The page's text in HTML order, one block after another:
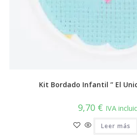
Kit Bordado Infantil ” El
9,70 € IVA
Leer más